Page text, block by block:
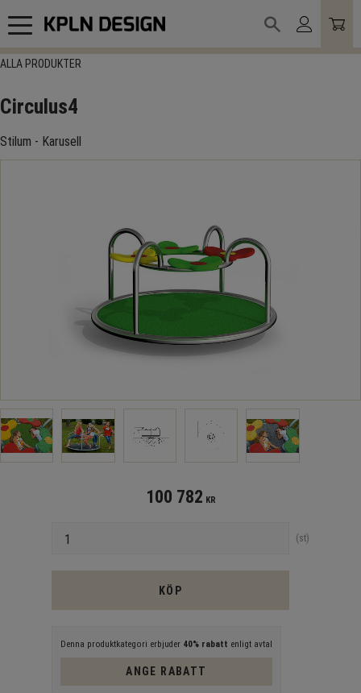
Meny
ALLA PRODUKTER
Circulus4
Stilum - Karusell
100 782 KR
st
KÖP
Denna produktkategori erbjuder 40% rabatt enligt avtal
ANGE RABATT